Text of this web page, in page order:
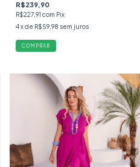
R$239,90
R$227,91 com Pix
4 x de R$59,98 sem juros
COMPRAR